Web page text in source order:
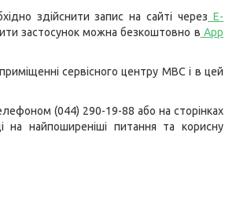
здійснити запис на сайті через Е-
застосунок можна безкоштовно в App
сервісного центру МВС і в цей
(044) 290-19-88 або на сторінках
на найпоширеніші питання та корисну